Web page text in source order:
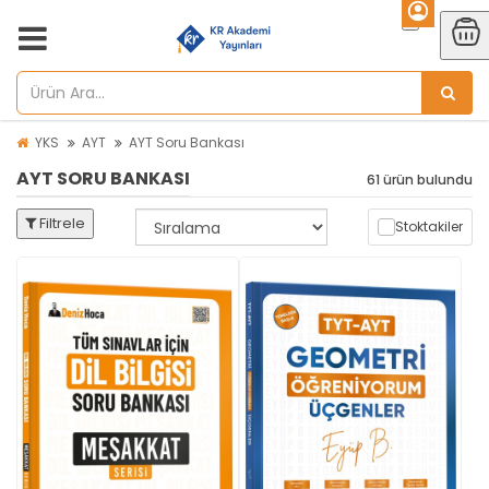
YKS AYT AYT Soru Bankası
AYT SORU BANKASI 61 ürün bulundu
Filtrele Stoktakiler